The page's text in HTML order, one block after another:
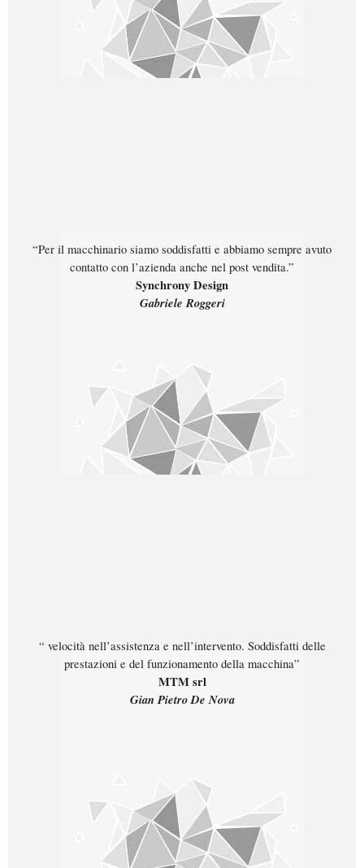
“Per il macchinario siamo soddisfatti e abbiamo sempre avuto
contatto con l’azienda anche nel post vendita.”
Synchrony Design
Gabriele Roggeri
“ velocità nell’assistenza e nell’intervento. Soddisfatti delle
prestazioni e del funzionamento della macchina”
MTM srl
Gian Pietro De Nova